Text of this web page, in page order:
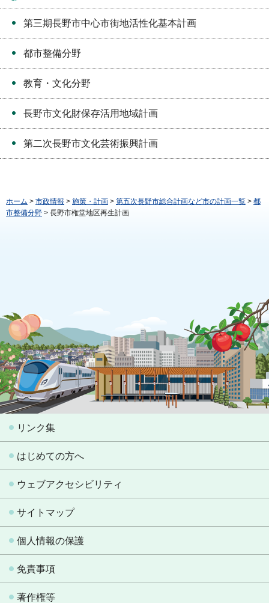
第三期長野市中心市街地活性化基本計画
都市整備分野
教育・文化分野
長野市文化財保存活用地域計画
第二次長野市文化芸術振興計画
ホーム > 市政情報 > 施策・計画 > 第五次長野市総合計画など市の計画一覧 > 都
市整備分野 > 長野市権堂地区再生計画
リンク集
はじめての方へ
ウェブアクセシビリティ
サイトマップ
個人情報の保護
免責事項
著作権等